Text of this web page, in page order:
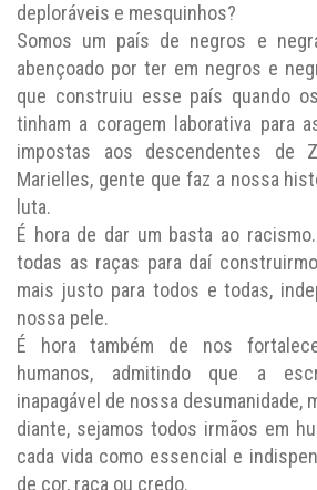
deploráveis e mesquinhos?
Somos um país de negros e
abençoado por ter em negros e
que construiu esse país quando
tinham a coragem laborativa para
impostas aos descendentes de
Marielles, gente que faz a nossa
luta.
É hora de dar um basta ao
todas as raças para daí
mais justo para todos e todas,
nossa pele.
É hora também de nos
humanos, admitindo que a
inapagável de nossa desumanidade,
diante, sejamos todos irmãos em
cada vida como essencial e
de cor, raça ou credo.